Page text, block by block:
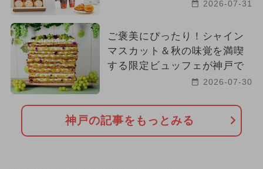
2026-07-31
ご褒美にぴったり！シャイン
マスカット＆秋の味覚を満喫
する限定ビュッフェが神戸で
2026-07-30
神戸の記事をもっとみる